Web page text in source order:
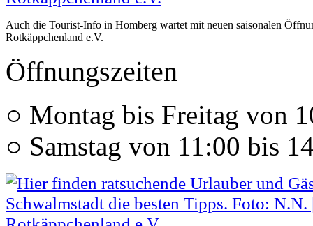
Auch die Tourist-Info in Homberg wartet mit neuen saisonalen
Rotkäppchenland e.V.
Öffnungszeiten
○ Montag bis Freitag von
○ Samstag von 11:00 bis